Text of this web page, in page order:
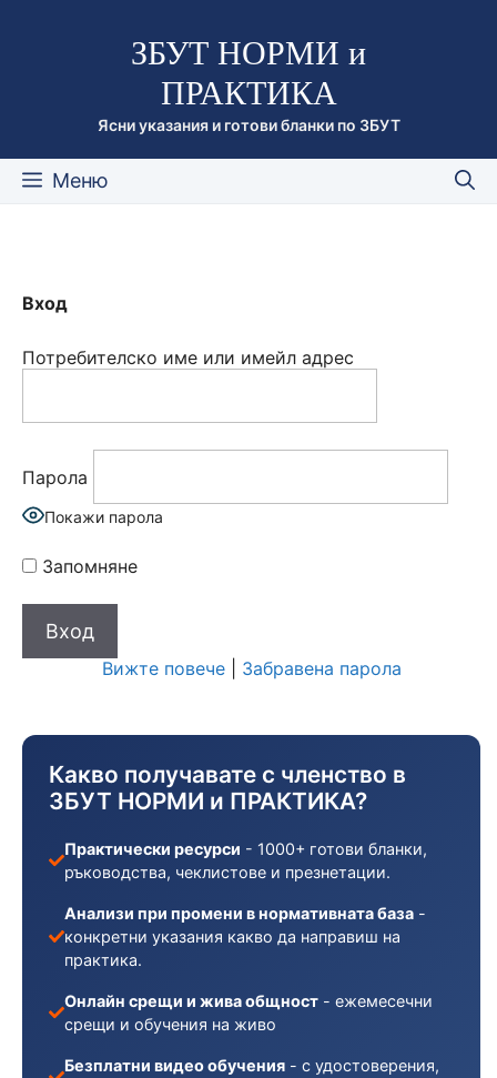
съдържаниетоЗБУТ НОРМИ и
ПРАКТИКА
Ясни указания и готови бланки по ЗБУТ
Меню
Вход
Потребителско име или имейл адрес
Парола
Покажи парола
Запомняне
Вижте повече| Забравена парола
Какво получавате с членство в
ЗБУТ НОРМИ и ПРАКТИКА?
Практически ресурси - 1000+ готови бланки,
ръководства, чеклистове и презнетации.
Анализи при промени в нормативната база -
конкретни указания какво да направиш на
практика.
Онлайн срещи и жива общност - ежемесечни
срещи и обучения на живо
Безплатни видео обучения - с удостоверения,